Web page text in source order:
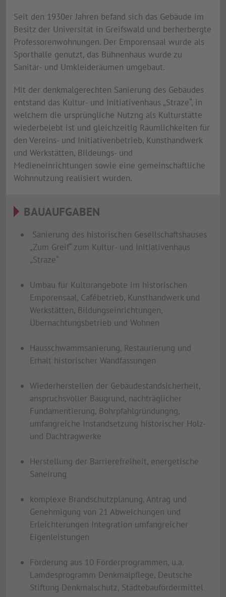
Seit den 1930er Jahren befand sich das Gebäude im
Besitz der Universität in Greifswald und berherbergte
Professorenwohnungen. Der Emporensaal wurde als
Sporthalle genutzt, das Bühnenhaus wurde zu
Sanitär- und Umkleideräumen umgebaut.
Mit der denkmalgerechten Sanierung des Gebäudes
entstand das Kultur- und Initiativenhaus „Straze“, in
welchem die ursprüngliche Nutzng als Kulturstätte
wiederbelebt ist und gleichzeitig Räumlichkeiten für
den Vereins- und Initiativenbetrieb, Kunsthandwerk
und Werkstätten, Bildeungs- und
Medieneinrichtungen sowie eine gemeinschaftliche
Wohnnutzung realisiert wurden.
BAUAUFGABEN
Sanierung des historischen Gesellschaftshauses
„Zum Greif“ zum Kultur- und Initiativenhaus
„Straze“
Umbau für Kulturangebote im historischen
Emporensaal, Cafébetrieb, Kunsthandwerk und
Werkstätten, Bildungseinrichtungen,
Übernachtungsbetrieb und Wohnen
Hausschwammsanierung, Restaurierung und
Erhalt historischer Wandfassungen
Wiederherstellen der Gebäudestandsicherheit,
anspruchsvoller Baugrund, nachträglicher
Fundamentierung, Bohrpfahlgründungng,
umfangreiche Instandsetzung historischer Holz-
und Dachtragwerke
Herstellung der Barrierefreiheit, energetische
Saneirung
komplexe Brandschutzplanung, Antrag und
Genehmigung von 21 Abweichungen und
Erleichterungen Integration umfangreicher
Eigenleistungen
Förderung aus 10 Förderprogrammen, u.a.
Lamdesprogramm Denkmalpflege, Deutsche
Stiftung Denkmalschutz, Städtebaufördermittel